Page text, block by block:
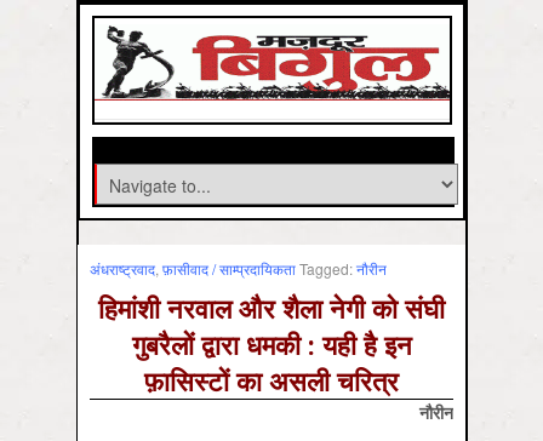
अंधराष्‍ट्रवाद, फ़ासीवाद / साम्‍प्रदायिकताTagged:नौरीन
हिमांशी नरवाल और शैला नेगी को संघी
गुबरैलों द्वारा धमकी : यही है इन
फ़ासिस्टों का असली चरित्र
नौरीन